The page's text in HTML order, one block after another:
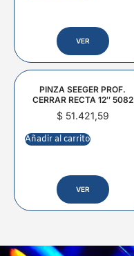
VER
PINZA SEEGER PROF.
CERRAR RECTA 12″ 5082
$51.421,59
Añadir al carrito
VER